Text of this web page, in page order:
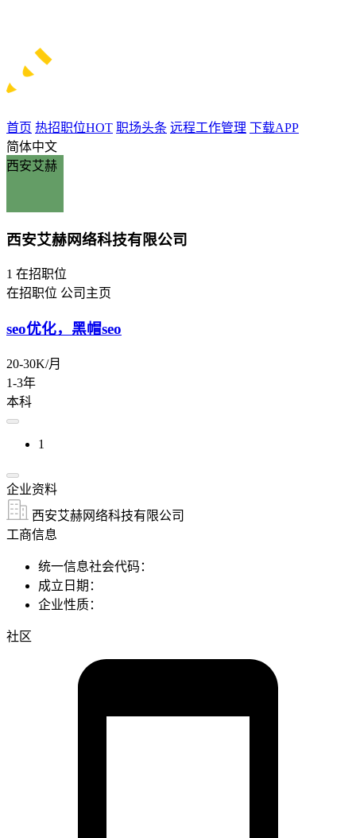
首页 热招职位HOT 职场头条 远程工作管理 下载APP
简体中文
西安艾赫
西安艾赫网络科技有限公司
1 在招职位
在招职位 公司主页
seo优化，黑帽seo
20-30K/月
1-3年
本科
1
企业资料
西安艾赫网络科技有限公司
工商信息
统一信息社会代码：
成立日期：
企业性质：
社区